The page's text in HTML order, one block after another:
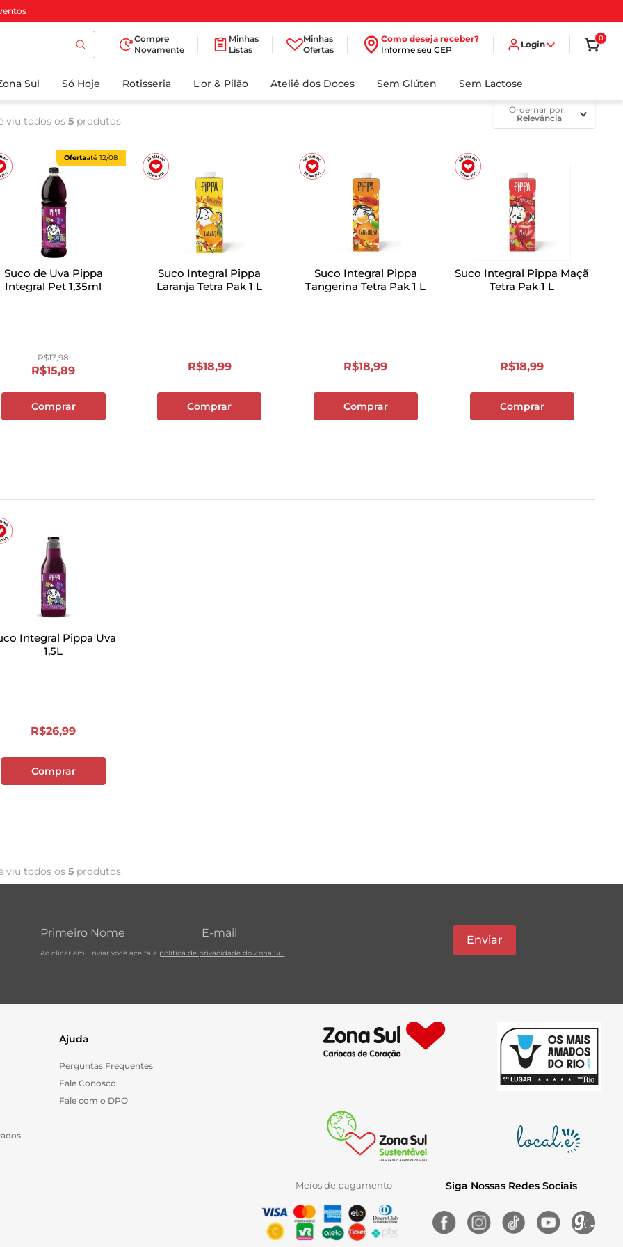
Compre
Novamente
Minhas
Listas
Minhas
Ofertas
Como deseja receber?
Informe seu CEP
Login
0
Sul Só Hoje Rotisseria L'or & Pilão Ateliê dos Doces Sem Glúten Sem Lactose
viu todos os5 produtos
ordernar por
Relevância
Ofertaaté12/08
Suco de Uva Pippa
Integral Pet 1,35ml
R$17,98
R$15,89
Comprar
Suco Integral Pippa
Laranja Tetra Pak 1 L
R$18,99
Comprar
Suco Integral Pippa
Tangerina Tetra Pak 1 L
R$18,99
Comprar
Suco Integral Pippa Maçã
Tetra Pak 1 L
R$18,99
Comprar
Integral Pippa Uva
1,5L
R$26,99
Comprar
viu todos os5 produtos
Ao clicar em Enviar você aceita a política de privacidade do Zona Sul
Enviar
Ajuda
Perguntas Frequentes
Fale Conosco
Fale com o DPO
Meios de pagamento Siga Nossas Redes Sociais